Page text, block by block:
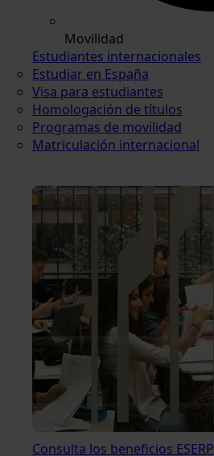
Movilidad
Estudiantes internacionales
Estudiar en España
Visa para estudiantes
Homologación de títulos
Programas de movilidad
Matriculación internacional
Consulta los beneficios ESERP